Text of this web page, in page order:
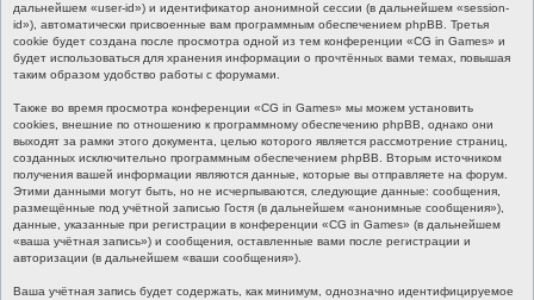
дальнейшем «user-id») и идентификатор анонимной сессии (в дальнейшем «session-
id»), автоматически присвоенные вам программным обеспечением phpBB. Третья
cookie будет создана после просмотра одной из тем конференции «CG in Games» и
будет использоваться для хранения информации о прочтённых вами темах, повышая
таким образом удобство работы с форумами.
Также во время просмотра конференции «CG in Games» мы можем установить
cookies, внешние по отношению к программному обеспечению phpBB, однако они
выходят за рамки этого документа, целью которого является рассмотрение страниц,
созданных исключительно программным обеспечением phpBB. Вторым источником
получения вашей информации являются данные, которые вы отправляете на форум.
Этими данными могут быть, но не исчерпываются, следующие данные: сообщения,
размещённые под учётной записью Гостя (в дальнейшем «анонимные сообщения»),
данные, указанные при регистрации в конференции «CG in Games» (в дальнейшем
«ваша учётная запись») и сообщения, оставленные вами после регистрации и
авторизации (в дальнейшем «ваши сообщения»).
Ваша учётная запись будет содержать, как минимум, однозначно идентифицируемое